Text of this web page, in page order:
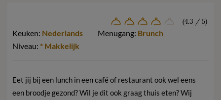
(4.3 / 5)
Keuken: Nederlands Menugang: Brunch
Niveau: * Makkelijk
Eet jij bij een lunch in een café of restaurant ook wel eens
een broodje gezond? Wil je dit ook graag thuis eten? Wij